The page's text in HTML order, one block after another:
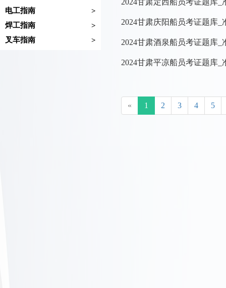
电工指南
>
焊工指南
>
叉车指南
>
2024甘肃定西船员考证题库_
2024甘肃庆阳船员考证题库_
2024甘肃酒泉船员考证题库_
2024甘肃平凉船员考证题库_
« 1 2 3 4 5